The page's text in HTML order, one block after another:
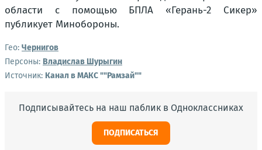
области с помощью БПЛА «Герань-2 Сикер»
публикует Минобороны.
Гео: Чернигов
Персоны: Владислав Шурыгин
Источник: Канал в МАКС ""Рамзай""
Подписывайтесь на наш паблик в Одноклассниках
ПОДПИСАТЬСЯ